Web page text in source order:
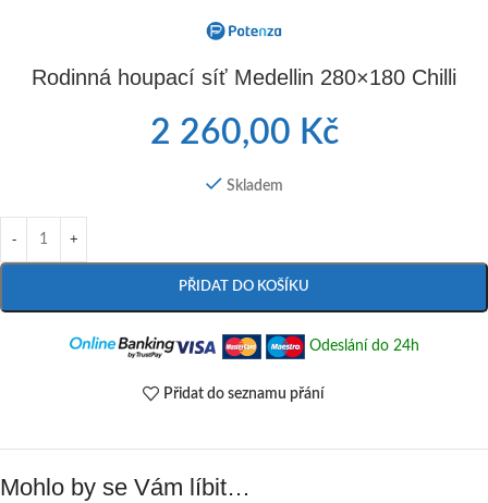
Rodinná houpací síť Medellin 280×180 Chilli
2 260,00 Kč
Skladem
PŘIDAT DO KOŠÍKU
Odeslání do 24h
Přidat do seznamu přání
Mohlo by se Vám líbit…